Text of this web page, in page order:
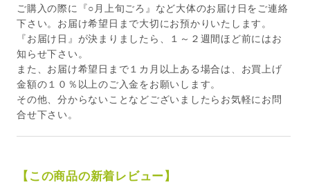
ご購入の際に『○月上旬ごろ』など大体のお届け日をご連絡
下さい。お届け希望日まで大切にお預かりいたします。
『お届け日』が決まりましたら、１～２週間ほど前にはお
知らせ下さい。
また、お届け希望日まで１カ月以上ある場合は、お買上げ
金額の１０％以上のご入金をお願いします。
その他、分からないことなどございましたらお気軽にお問
合せ下さい。
【この商品の新着レビュー】